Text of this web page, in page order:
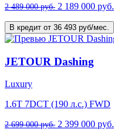
2 489 000 руб. 2 189 000 руб.
В кредит от 36 493 руб/мес.
JETOUR Dashing
Luxury
1.6T 7DCT (190 л.с.) FWD
2 699 000 руб. 2 399 000 руб.